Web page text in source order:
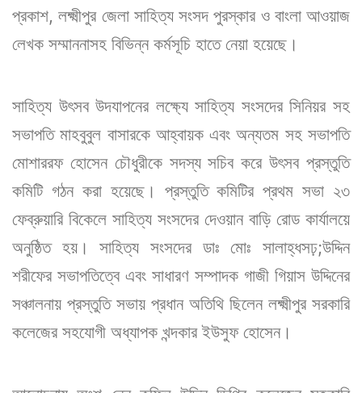
প্রকাশ, লক্ষ্মীপুর জেলা সাহিত্য সংসদ পুরস্কার ও বাংলা আওয়াজ
লেখক সম্মাননাসহ বিভিন্ন কর্মসূচি হাতে নেয়া হয়েছে।
সাহিত্য উৎসব উদযাপনের লক্ষ্যে সাহিত্য সংসদের সিনিয়র সহ
সভাপতি মাহবুবুল বাসারকে আহ্বায়ক এবং অন্যতম সহ সভাপতি
মোশাররফ হোসেন চৌধুরীকে সদস্য সচিব করে উৎসব প্রস্তুতি
কমিটি গঠন করা হয়েছে। প্রস্তুতি কমিটির প্রথম সভা ২৩
ফেব্রুয়ারি বিকেলে সাহিত্য সংসদের দেওয়ান বাড়ি রোড কার্যালয়ে
অনুষ্ঠিত হয়। সাহিত্য সংসদের ডাঃ মোঃ সালাহ্ধসঢ়;উদ্দিন
শরীফের সভাপতিত্বে এবং সাধারণ সম্পাদক গাজী গিয়াস উদ্দিনের
সঞ্চালনায় প্রস্তুতি সভায় প্রধান অতিথি ছিলেন লক্ষ্মীপুর সরকারি
কলেজের সহযোগী অধ্যাপক খন্দকার ইউসুফ হোসেন।